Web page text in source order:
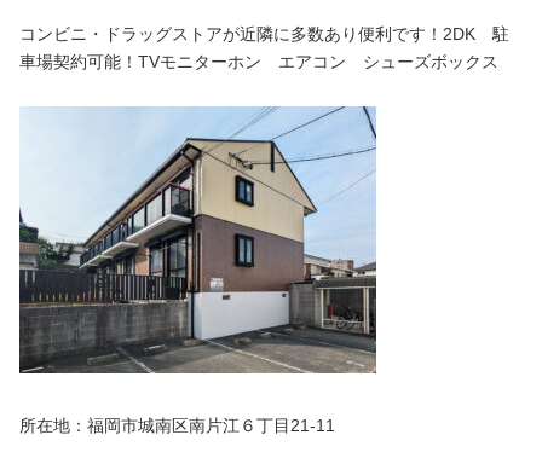
コンビニ・ドラッグストアが近隣に多数あり便利です！2DK 駐
車場契約可能！TVモニターホン エアコン シューズボックス
所在地：福岡市城南区南片江６丁目21-11